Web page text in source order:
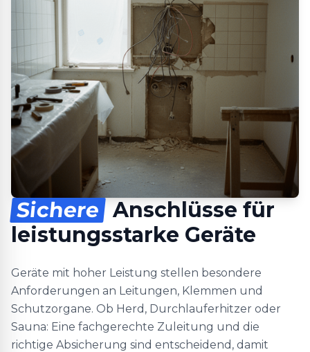
Sichere Anschlüsse für
leistungsstarke Geräte
Geräte mit hoher Leistung stellen besondere
Anforderungen an Leitungen, Klemmen und
Schutzorgane. Ob Herd, Durchlauferhitzer oder
Sauna: Eine fachgerechte Zuleitung und die
richtige Absicherung sind entscheidend, damit